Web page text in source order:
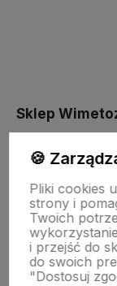
Sklep
Informacje
Warunki
INNE
🍪
Pliki cookies
strony i
Twoich
i przejść do
do swoich
"Dostosuj